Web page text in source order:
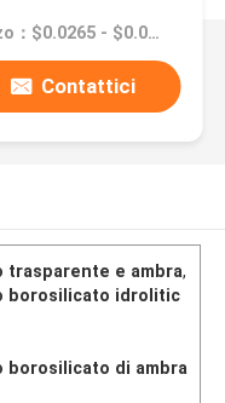
Prezzo：$0.0265 - $0.0277/pieces
Contattici
trasparente e ambra,
borosilicato idrolitic
borosilicato di ambra